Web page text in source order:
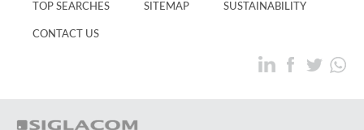
TOP SEARCHES SITEMAP SUSTAINABILITY
CONTACT US